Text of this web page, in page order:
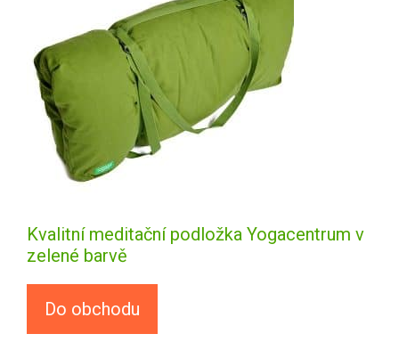
Kvalitní meditační podložka Yogacentrum v
zelené barvě
Do obchodu